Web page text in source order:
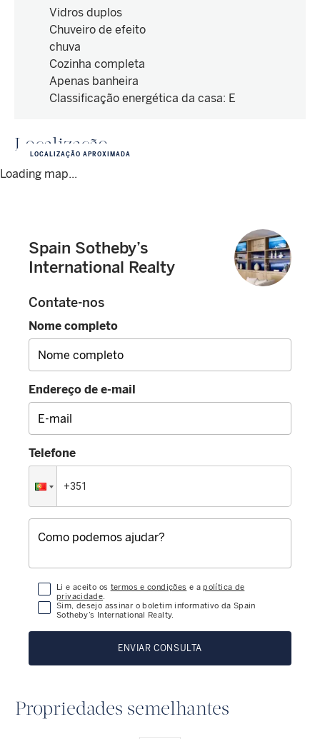
Vidros duplos
Chuveiro de efeito
chuva
Cozinha completa
Apenas banheira
Classificação energética da casa: E
Localização
Loading map...
LOCALIZAÇÃO APROXIMADA
Spain Sotheby’s
International Realty
Contate-nos
Nome completo
Endereço de e-mail
Telefone
Li e aceito os termos e condições e apolítica de
privacidade.
Sim, desejo assinar o boletim informativo da Spain
Sotheby’s International Realty.
ENVIAR CONSULTA
Propriedades semelhantes